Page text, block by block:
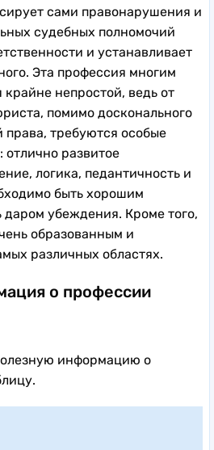
сами правонарушения и
судебных полномочий
и устанавливает
Эта профессия многим
непростой, ведь от
помимо досконального
права, требуются особые
отлично развитое
логика, педантичность и
быть хорошим
даром убеждения. Кроме того,
образованным и
различных областях.
о профессии
информацию о